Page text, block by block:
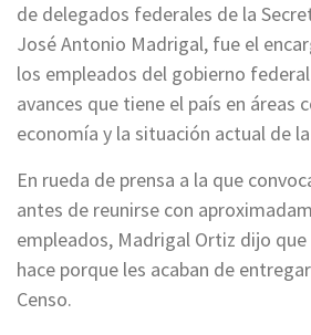
de delegados federales de la
José Antonio Madrigal, fue el
los empleados del gobierno
avances que tiene el país en áreas
economía y la situación actual de
En rueda de prensa a la que
antes de reunirse con
empleados, Madrigal Ortiz dijo
hace porque les acaban de
Censo.